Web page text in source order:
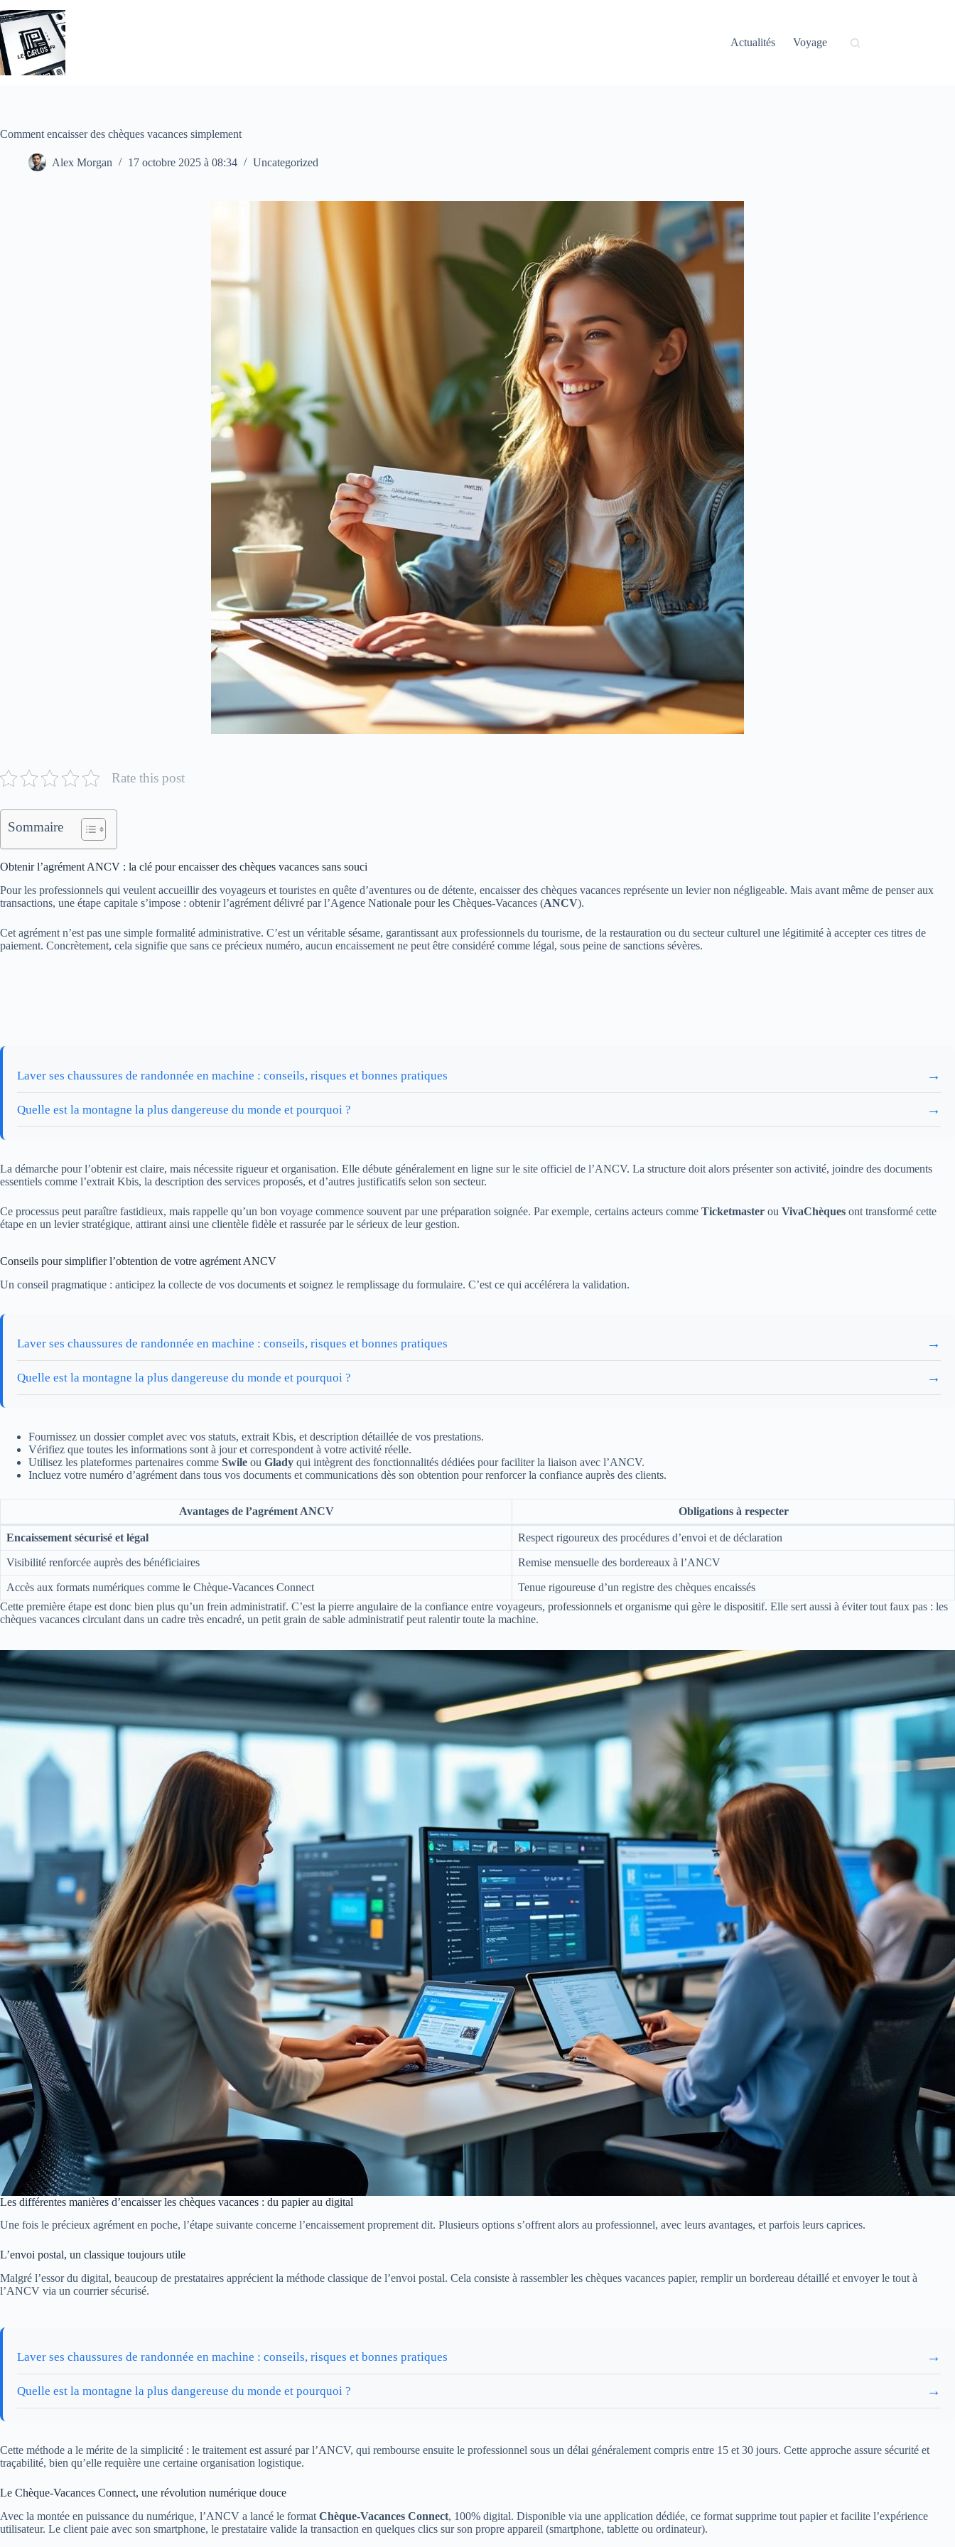
au
contenu
Actualités
Voyage
Comment encaisser des chèques vacances simplement
Alex Morgan 17 octobre 2025 à 08:34 Uncategorized
Rate this post
Sommaire
Obtenir l’agrément ANCV : la clé pour encaisser des chèques vacances sans souci
Pour les professionnels qui veulent accueillir des voyageurs et touristes en quête d’aventures ou de détente, encaisser des chèques vacances représente un levier non négligeable. Mais avant même de penser aux
transactions, une étape capitale s’impose : obtenir l’agrément délivré par l’Agence Nationale pour les Chèques-Vacances (ANCV).
Cet agrément n’est pas une simple formalité administrative. C’est un véritable sésame, garantissant aux professionnels du tourisme, de la restauration ou du secteur culturel une légitimité à accepter ces titres de
paiement. Concrètement, cela signifie que sans ce précieux numéro, aucun encaissement ne peut être considéré comme légal, sous peine de sanctions sévères.
Laver ses chaussures de randonnée en machine : conseils, risques et bonnes pratiques →
Quelle est la montagne la plus dangereuse du monde et pourquoi ? →
La démarche pour l’obtenir est claire, mais nécessite rigueur et organisation. Elle débute généralement en ligne sur le site officiel de l’ANCV. La structure doit alors présenter son activité, joindre des documents
essentiels comme l’extrait Kbis, la description des services proposés, et d’autres justificatifs selon son secteur.
Ce processus peut paraître fastidieux, mais rappelle qu’un bon voyage commence souvent par une préparation soignée. Par exemple, certains acteurs comme Ticketmaster ou VivaChèques ont transformé cette
étape en un levier stratégique, attirant ainsi une clientèle fidèle et rassurée par le sérieux de leur gestion.
Conseils pour simplifier l’obtention de votre agrément ANCV
Un conseil pragmatique : anticipez la collecte de vos documents et soignez le remplissage du formulaire. C’est ce qui accélérera la validation.
Laver ses chaussures de randonnée en machine : conseils, risques et bonnes pratiques →
Quelle est la montagne la plus dangereuse du monde et pourquoi ? →
Fournissez un dossier complet avec vos statuts, extrait Kbis, et description détaillée de vos prestations.
Vérifiez que toutes les informations sont à jour et correspondent à votre activité réelle.
Utilisez les plateformes partenaires comme Swile ou Glady qui intègrent des fonctionnalités dédiées pour faciliter la liaison avec l’ANCV.
Incluez votre numéro d’agrément dans tous vos documents et communications dès son obtention pour renforcer la confiance auprès des clients.
Avantages de l’agrément ANCV Obligations à respecter
Encaissement sécurisé et légal Respect rigoureux des procédures d’envoi et de déclaration
Visibilité renforcée auprès des bénéficiaires Remise mensuelle des bordereaux à l’ANCV
Accès aux formats numériques comme le Chèque-Vacances Connect
Tenue rigoureuse d’un registre des chèques encaissés
Cette première étape est donc bien plus qu’un frein administratif. C’est la pierre angulaire de la confiance entre voyageurs, professionnels et organisme qui gère le dispositif. Elle sert aussi à éviter tout faux pas : les
chèques vacances circulant dans un cadre très encadré, un petit grain de sable administratif peut ralentir toute la machine.
Les différentes manières d’encaisser les chèques vacances : du papier au digital
Une fois le précieux agrément en poche, l’étape suivante concerne l’encaissement proprement dit. Plusieurs options s’offrent alors au professionnel, avec leurs avantages, et parfois leurs caprices.
L’envoi postal, un classique toujours utile
Malgré l’essor du digital, beaucoup de prestataires apprécient la méthode classique de l’envoi postal. Cela consiste à rassembler les chèques vacances papier, remplir un bordereau détaillé et envoyer le tout à
l’ANCV via un courrier sécurisé.
Laver ses chaussures de randonnée en machine : conseils, risques et bonnes pratiques →
Quelle est la montagne la plus dangereuse du monde et pourquoi ? →
Cette méthode a le mérite de la simplicité : le traitement est assuré par l’ANCV, qui rembourse ensuite le professionnel sous un délai généralement compris entre 15 et 30 jours. Cette approche assure sécurité et
traçabilité, bien qu’elle requière une certaine organisation logistique.
Le Chèque-Vacances Connect, une révolution numérique douce
Avec la montée en puissance du numérique, l’ANCV a lancé le format Chèque-Vacances Connect, 100% digital. Disponible via une application dédiée, ce format supprime tout papier et facilite l’expérience
utilisateur. Le client paie avec son smartphone, le prestataire valide la transaction en quelques clics sur son propre appareil (smartphone, tablette ou ordinateur).